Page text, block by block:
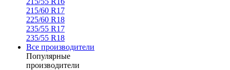
215/60 R17
225/60 R18
235/55 R17
235/55 R18
Все производители
Популярные
производители